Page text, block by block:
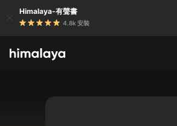
Himalaya-有聲書
4.8k 安裝